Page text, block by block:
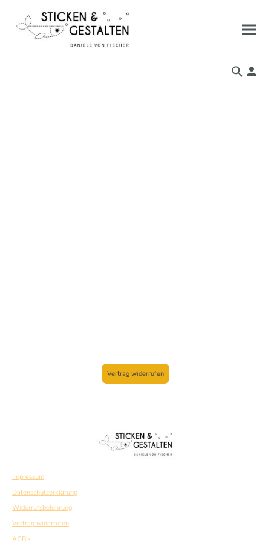
Vertrag widerrufen
Impressum
Datenschutzerklärung
Widerrufsbelehrung
Vertrag widerrufen
AGB's